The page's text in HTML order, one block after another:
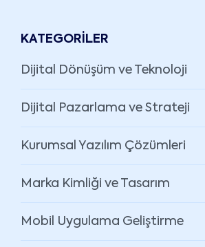
KATEGORILER
Dijital Dönüşüm ve Teknoloji
Dijital Pazarlama ve Strateji
Kurumsal Yazılım Çözümleri
Marka Kimliği ve Tasarım
Mobil Uygulama Geliştirme